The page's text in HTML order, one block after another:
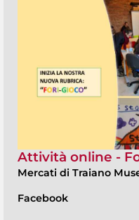
Attività online -
Mercati di Traiano
Facebook